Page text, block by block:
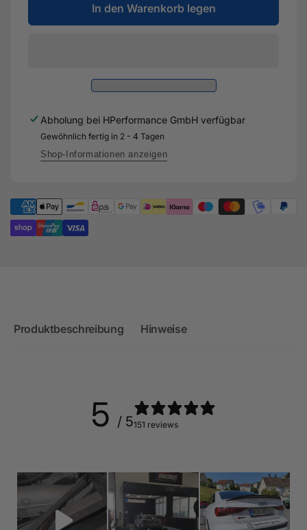
für
TS-
5862
T4
mit
externem
Wastegate
5862B-
T4082E
Menge
für
Turbolader
5862
0,82AR
mit
externem
1-
5862B-
T4082E
In den Warenkorb legen
Abholung bei HPerformance GmbH verfügbar
Gewöhnlich fertig in 2 - 4 Tagen
Shop-Informationen anzeigen
Produktbeschreibung Hinweise
5 / 5151 reviews